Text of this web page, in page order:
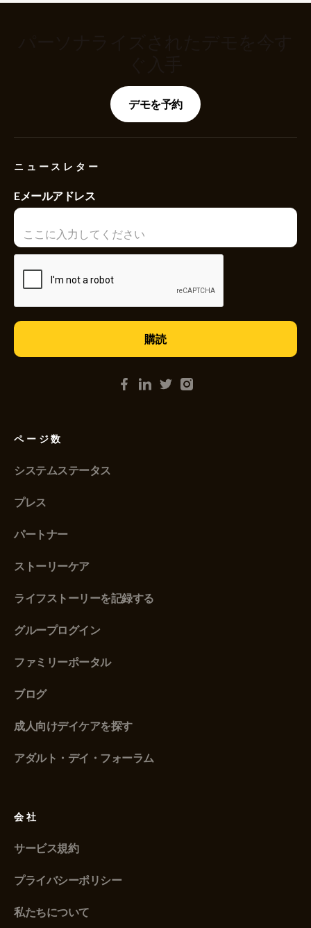
デモを予約
ニュースレター
Eメールアドレス
ページ数
システムステータス
プレス
パートナー
ストーリーケア
ライフストーリーを記録する
グループログイン
ファミリーポータル
ブログ
成人向けデイケアを探す
アダルト・デイ・フォーラム
会社
サービス規約
プライバシーポリシー
私たちについて